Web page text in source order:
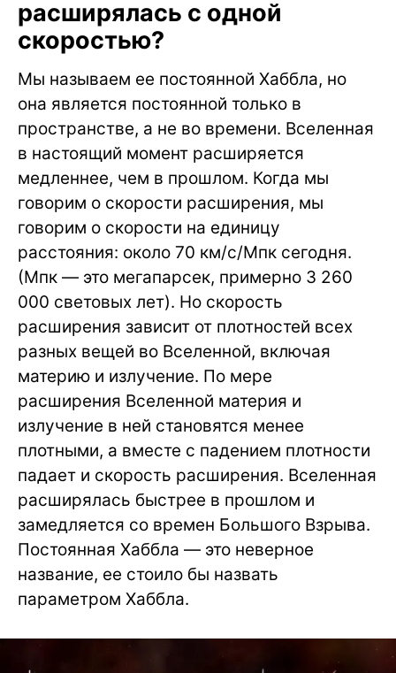
расширялась с одной
скоростью?
Мы называем ее постоянной Хаббла, но
она является постоянной только в
пространстве, а не во времени. Вселенная
в настоящий момент расширяется
медленнее, чем в прошлом. Когда мы
говорим о скорости расширения, мы
говорим о скорости на единицу
расстояния: около 70 км/c/Мпк сегодня.
(Мпк — это мегапарсек, примерно 3 260
000 световых лет). Но скорость
расширения зависит от плотностей всех
разных вещей во Вселенной, включая
материю и излучение. По мере
расширения Вселенной материя и
излучение в ней становятся менее
плотными, а вместе с падением плотности
падает и скорость расширения. Вселенная
расширялась быстрее в прошлом и
замедляется со времен Большого Взрыва.
Постоянная Хаббла — это неверное
название, ее стоило бы назвать
параметром Хаббла.